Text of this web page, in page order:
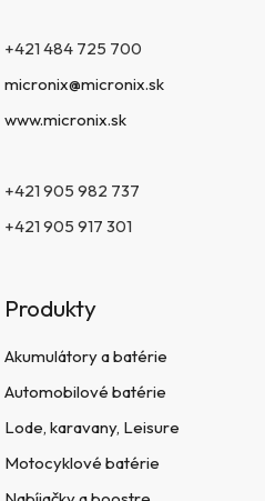
+421 484 725 700
micronix@micronix.sk
www.micronix.sk
+421 905 982 737
+421 905 917 301
Produkty
Akumulátory a batérie
Automobilové batérie
Lode, karavany, Leisure
Motocyklové batérie